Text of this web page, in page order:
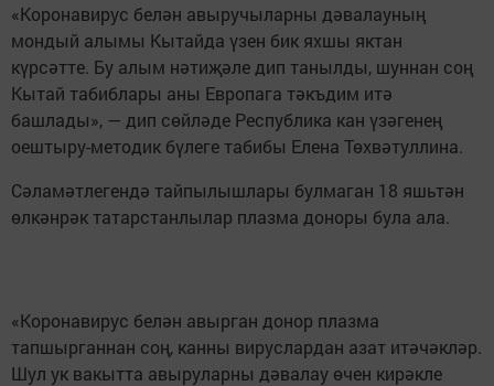
«Коронавирус белән авыручыларны дәвалауның
мондый алымы Кытайда үзен бик яхшы яктан
күрсәтте. Бу алым нәтиҗәле дип танылды, шуннан соң
Кытай табиблары аны Европага тәкъдим итә
башлады», — дип сөйләде Республика кан үзәгенең
оештыру-методик бүлеге табибы Елена Төхвәтуллина.
Сәламәтлегендә тайпылышлары булмаган 18 яшьтән
өлкәнрәк татарстанлылар плазма доноры була ала.
«Коронавирус белән авырган донор плазма
тапшырганнан соң, канны вируслардан азат итәчәкләр.
Шул ук вакытта авыруларны дәвалау өчен кирәкле